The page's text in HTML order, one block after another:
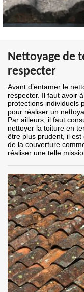
Nettoyage de
respecter
Avant d’entamer le
respecter. Il faut avoir
protections individuels
pour réaliser un
Par ailleurs, il faut
nettoyer la toiture en
être plus prudent, il
de la couverture
réaliser une telle